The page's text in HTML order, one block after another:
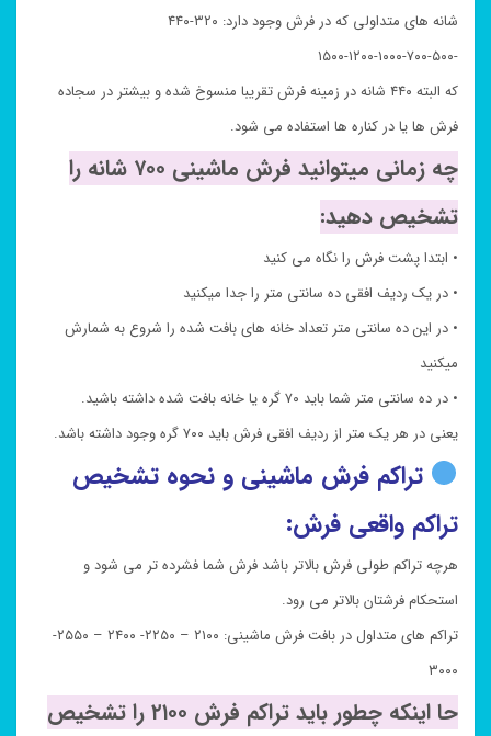
شانه های متداولی که در فرش وجود دارد: ۳۲۰-۴۴۰
-۵۰۰-۷۰۰-۱۰۰۰-۱۲۰۰-۱۵۰۰
که البته ۴۴۰ شانه در زمینه فرش تقریبا منسوخ شده و بیشتر در سجاده
فرش ها یا در کناره ها استفاده می شود.
چه زمانی میتوانید فرش ماشینی ۷۰۰ شانه را
تشخیص دهید:
• ابتدا پشت فرش را نگاه می کنید
• در یک ردیف افقی ده سانتی متر را جدا میکنید
• در این ده سانتی متر تعداد خانه های بافت شده را شروع به شمارش
میکنید
• در ده سانتی متر شما باید ۷۰ گره یا خانه بافت شده داشته باشید.
یعنی در هر یک متر از ردیف افقی فرش باید ۷۰۰ گره وجود داشته باشد.
تراکم فرش ماشینی و نحوه تشخیص
تراکم واقعی فرش:
هرچه تراکم طولی فرش بالاتر باشد فرش شما فشرده تر می شود و
استحکام فرشتان بالاتر می رود.
تراکم های متداول در بافت فرش ماشینی: ۲۱۰۰ – ۲۲۵۰- ۲۴۰۰ – ۲۵۵۰-
۳۰۰۰
حا اینکه چطور باید تراکم فرش ۲۱۰۰ را تشخیص